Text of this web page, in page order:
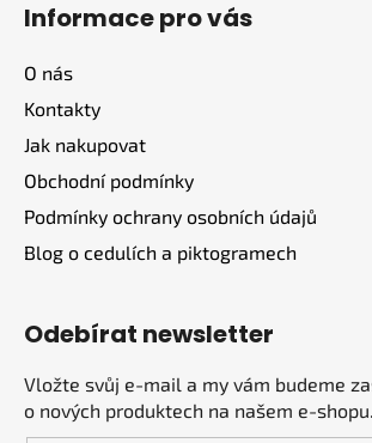
Informace pro vás
O nás
Kontakty
Jak nakupovat
Obchodní podmínky
Podmínky ochrany osobních údajů
Blog o cedulích a piktogramech
Odebírat newsletter
Vložte svůj e-mail a my vám budeme
o nových produktech na našem e-shopu.